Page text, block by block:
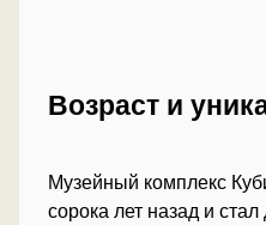
Возраст и
Музейный комплекс
сорока лет назад и